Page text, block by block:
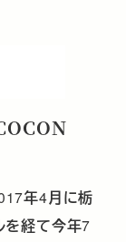
年4月に栃
を経て今年7